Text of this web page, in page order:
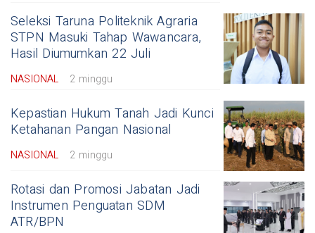
Seleksi Taruna Politeknik Agraria
STPN Masuki Tahap Wawancara,
Hasil Diumumkan 22 Juli
NASIONAL 2 minggu
Kepastian Hukum Tanah Jadi Kunci
Ketahanan Pangan Nasional
NASIONAL 2 minggu
Rotasi dan Promosi Jabatan Jadi
Instrumen Penguatan SDM
ATR/BPN